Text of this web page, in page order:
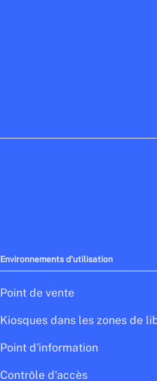
Environnements d'utilisation
Point de vente
Kiosques dans les zones de
Point d'information
Contrôle d'accès